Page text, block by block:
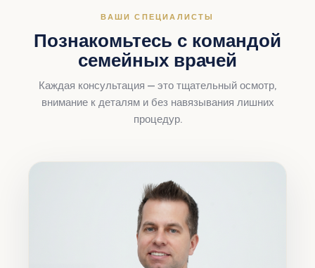
ВАШИ СПЕЦИАЛИСТЫ
Познакомьтесь с командой
семейных врачей
Каждая консультация — это тщательный осмотр,
внимание к деталям и без навязывания лишних
процедур.